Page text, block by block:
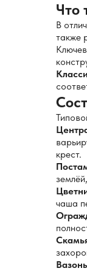
Что
В
также
крест.
чаша